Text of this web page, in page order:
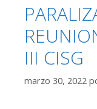
III CISG
marzo 30, 2022